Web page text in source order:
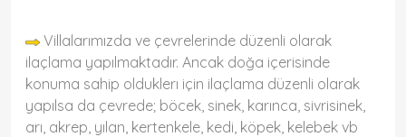
Villalarımızda ve çevrelerinde düzenli olarak
ilaçlama yapılmaktadır. Ancak doğa içerisinde
konuma sahip olduklerı için ilaçlama düzenli olarak
yapılsa da çevrede; böcek, sinek, karınca, sivrisinek,
arı, akrep, yılan, kertenkele, kedi, köpek, kelebek vb